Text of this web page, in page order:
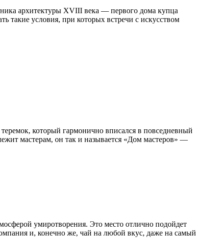
архитектуры XVIII века — первого дома купца
такие условия, при которых встречи с искусством
который гармонично вписался в повседневный
мастерам, он так и называется «Дом мастеров» —
умиротворения. Это место отлично подойдет
и, конечно же, чай на любой вкус, даже на самый